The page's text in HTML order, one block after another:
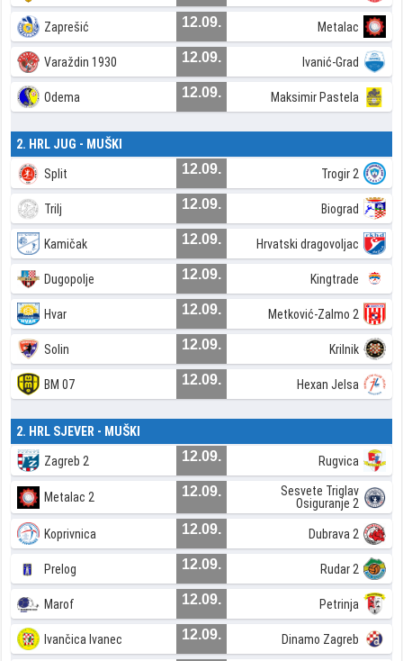
Zaprešić 12.09. Metalac
Varaždin 1930 12.09. Ivanić-Grad
Odema 12.09. Maksimir Pastela
2. HRL JUG - MUŠKI
Split 12.09. Trogir 2
Trilj 12.09. Biograd
Kamičak 12.09. Hrvatski dragovoljac
Dugopolje 12.09. Kingtrade
Hvar 12.09. Metković-Zalmo 2
Solin 12.09. Krilnik
BM 07 12.09. Hexan Jelsa
2. HRL SJEVER - MUŠKI
Zagreb 2 12.09. Rugvica
Metalac 2 12.09.
Sesvete Triglav
Osiguranje 2
Koprivnica 12.09. Dubrava 2
Prelog 12.09. Rudar 2
Marof 12.09. Petrinja
Ivančica Ivanec 12.09. Dinamo Zagreb